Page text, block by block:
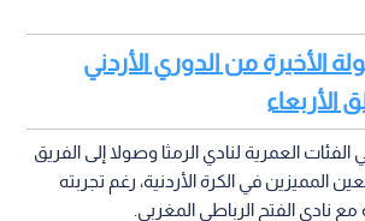
الأخيرة من الدوري الأردني
الأربعاء
الفئات العمرية لنادي الرمثا وصولا إلى الفريق
المميزين في الكرة الأردنية، رغم تجربته
نادي الفتح الرباطي المغربي.